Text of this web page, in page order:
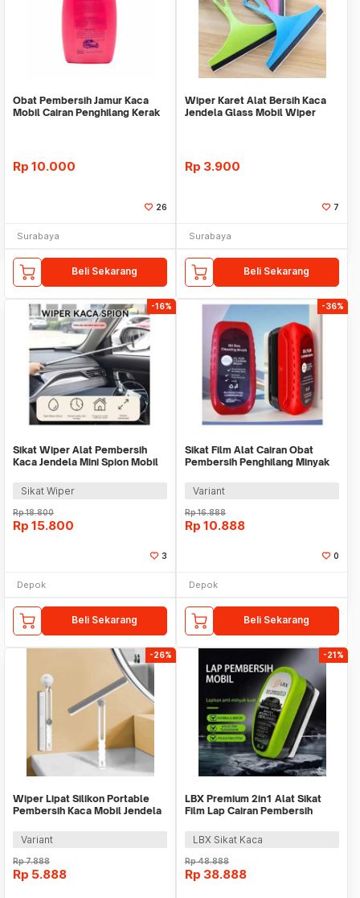
Obat Pembersih Jamur Kaca
Mobil Cairan Penghilang Kerak
Rp 10.000
26
Surabaya
Beli Sekarang
Wiper Karet Alat Bersih Kaca
Jendela Glass Mobil Wiper
Rp 3.900
7
Surabaya
Beli Sekarang
-16%
Sikat Wiper Alat Pembersih
Kaca Jendela Mini Spion Mobil
Sikat Wiper
Rp18.800
Rp 15.800
3
Depok
Beli Sekarang
-36%
Sikat Film Alat Cairan Obat
Pembersih Penghilang Minyak
Variant
Rp16.888
Rp 10.888
0
Depok
Beli Sekarang
-26%
Wiper Lipat Silikon Portable
Pembersih Kaca Mobil Jendela
Variant
Rp7.888
Rp 5.888
-21%
LBX Premium 2in1 Alat Sikat
Film Lap Cairan Pembersih
LBX Sikat Kaca
Rp48.888
Rp 38.888